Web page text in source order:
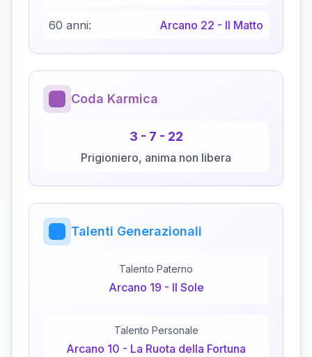
60 anni: Arcano 22 - Il Matto
Coda Karmica
3 - 7 - 22
Prigioniero, anima non libera
Talenti Generazionali
Talento Paterno
Arcano 19 - Il Sole
Talento Personale
Arcano 10 - La Ruota della Fortuna